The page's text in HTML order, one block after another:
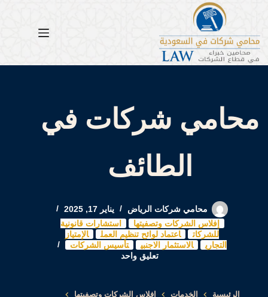
إلى
المحتوى
محامي شركات في
الطائف
محامي شركات الرياض
يناير 17, 2025
إفلاس الشركات وتصفيتها
استشارات قانونية
للشركات
اعتماد لوائح تنظيم العمل
الإمتياز
التجاري
الاستثمار الاجنبي
تأسيس الشركات
تعليق واحد
الرئيسية الخدمات
إفلاس الشركات وتصفيتها